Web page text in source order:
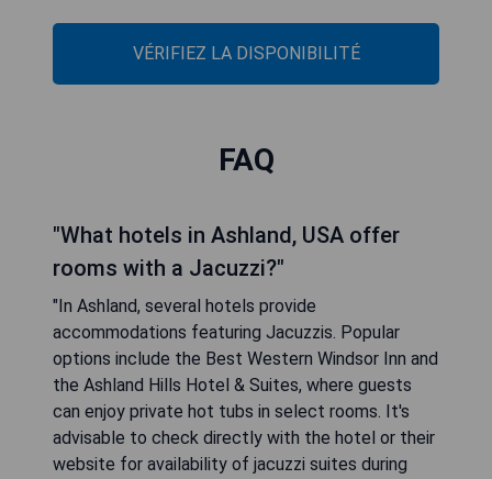
VÉRIFIEZ LA DISPONIBILITÉ
FAQ
"What hotels in Ashland, USA offer
rooms with a Jacuzzi?"
"In Ashland, several hotels provide
accommodations featuring Jacuzzis. Popular
options include the Best Western Windsor Inn and
the Ashland Hills Hotel & Suites, where guests
can enjoy private hot tubs in select rooms. It's
advisable to check directly with the hotel or their
website for availability of jacuzzi suites during